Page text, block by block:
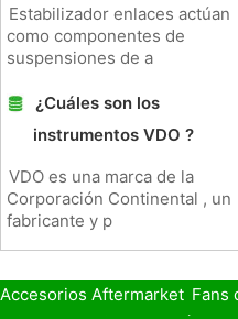
Estabilizador enlaces actúan
como componentes de
suspensiones de a
¿Cuáles son los
instrumentos VDO ?
VDO es una marca de la
Corporación Continental , un
fabricante y p
Accesorios Aftermarket Fans